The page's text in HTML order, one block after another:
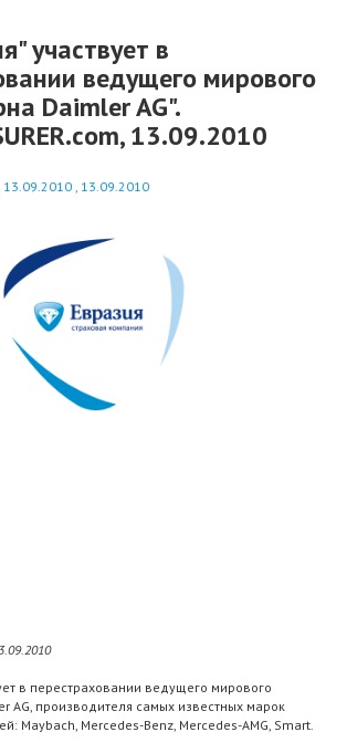
участвует в
ведущего мирового
Daimler AG".
13.09.2010
13.09.2010 , 13.09.2010
в перестраховании ведущего мирового
AG, производителя самых известных марок
Maybach, Mercedes-Benz, Mercedes-AMG, Smart.